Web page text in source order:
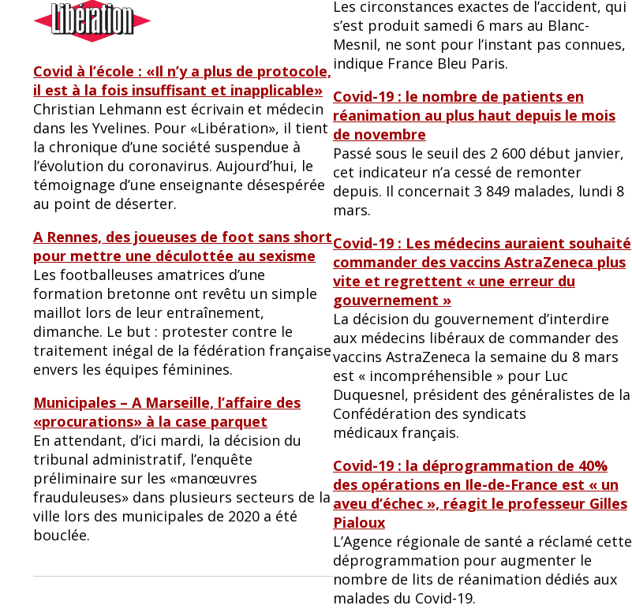
Covid à l’école : «Il n’y a plus de protocole,
il est à la fois insuffisant et inapplicable»
Christian Lehmann est écrivain et médecin
dans les Yvelines. Pour «Libération», il tient
la chronique d’une société suspendue à
l’évolution du coronavirus. Aujourd’hui, le
témoignage d’une enseignante désespérée
au point de déserter.
A Rennes, des joueuses de foot sans short
pour mettre une déculottée au sexisme
Les footballeuses amatrices d’une
formation bretonne ont revêtu un simple
maillot lors de leur entraînement,
dimanche. Le but : protester contre le
traitement inégal de la fédération française
envers les équipes féminines.
Municipales – A Marseille, l’affaire des
«procurations» à la case parquet
En attendant, d’ici mardi, la décision du
tribunal administratif, l’enquête
préliminaire sur les «manœuvres
frauduleuses» dans plusieurs secteurs de la
ville lors des municipales de 2020 a été
bouclée.
Les circonstances exactes de l’accident, qui
s’est produit samedi 6 mars au Blanc-
Mesnil, ne sont pour l’instant pas connues,
indique France Bleu Paris.
Covid-19 : le nombre de patients en
réanimation au plus haut depuis le mois
de novembre
Passé sous le seuil des 2 600 début janvier,
cet indicateur n’a cessé de remonter
depuis. Il concernait 3 849 malades, lundi 8
mars.
Covid-19 : Les médecins auraient souhaité
commander des vaccins AstraZeneca plus
vite et regrettent « une erreur du
gouvernement »
La décision du gouvernement d’interdire
aux médecins libéraux de commander des
vaccins AstraZeneca la semaine du 8 mars
est « incompréhensible » pour Luc
Duquesnel, président des généralistes de la
Confédération des syndicats
médicaux français.
Covid-19 : la déprogrammation de 40%
des opérations en Ile-de-France est « un
aveu d’échec », réagit le professeur Gilles
Pialoux
L’Agence régionale de santé a réclamé cette
déprogrammation pour augmenter le
nombre de lits de réanimation dédiés aux
malades du Covid-19.